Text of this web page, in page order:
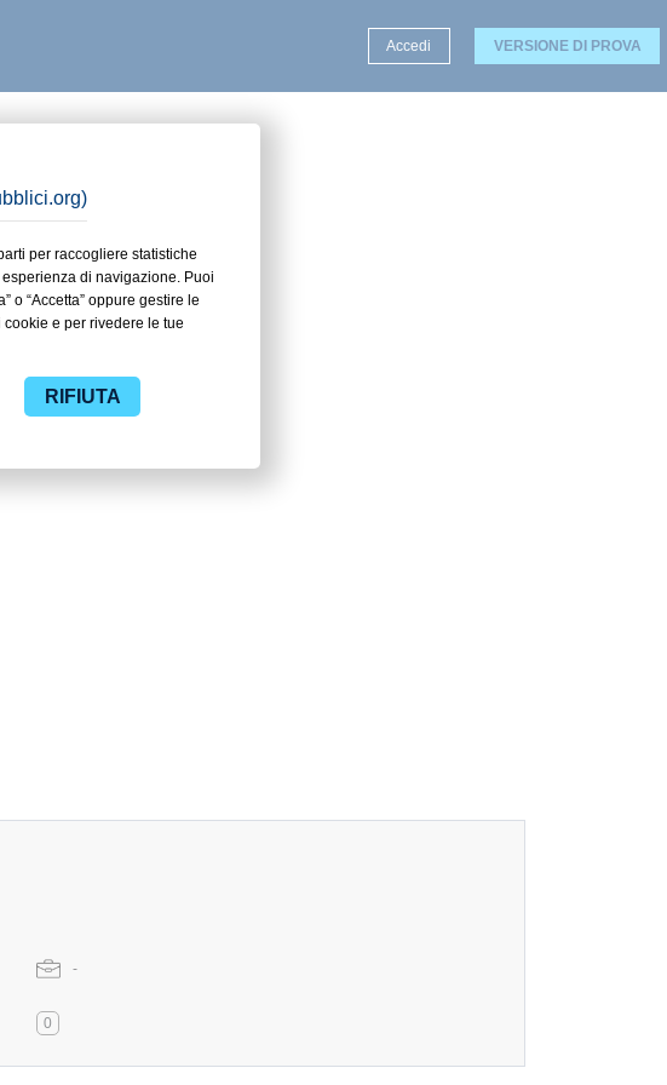
Accedi VERSIONE DI PROVA
-
0